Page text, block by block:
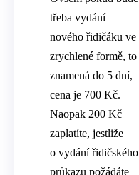
třeba vydání
nového řidičáku ve
zrychlené formě, to
znamená do 5 dní,
cena je 700 Kč.
Naopak 200 Kč
zaplatíte, jestliže
o vydání řidičského
průkazu požádáte